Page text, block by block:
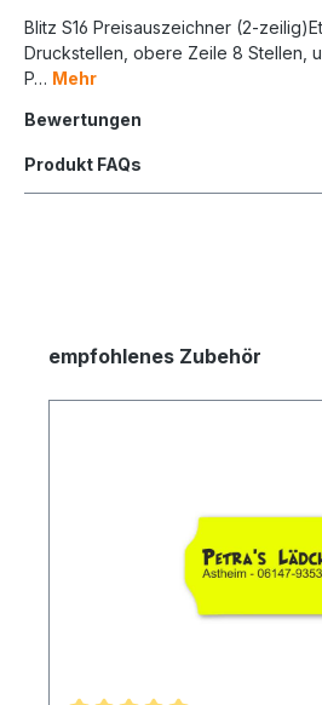
Blitz S16 Preisauszeichner (2-
Druckstellen, obere Zeile 8 Stellen,
P… Mehr
Bewertungen
Produkt FAQs
empfohlenes Zubehör